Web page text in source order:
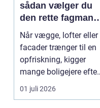
sådan vælger du
den rette fagmand
til opgaven
Når vægge, lofter eller
facader trænger til en
opfriskning, kigger
mange boligejere efter
en maler R...
01 juli 2026